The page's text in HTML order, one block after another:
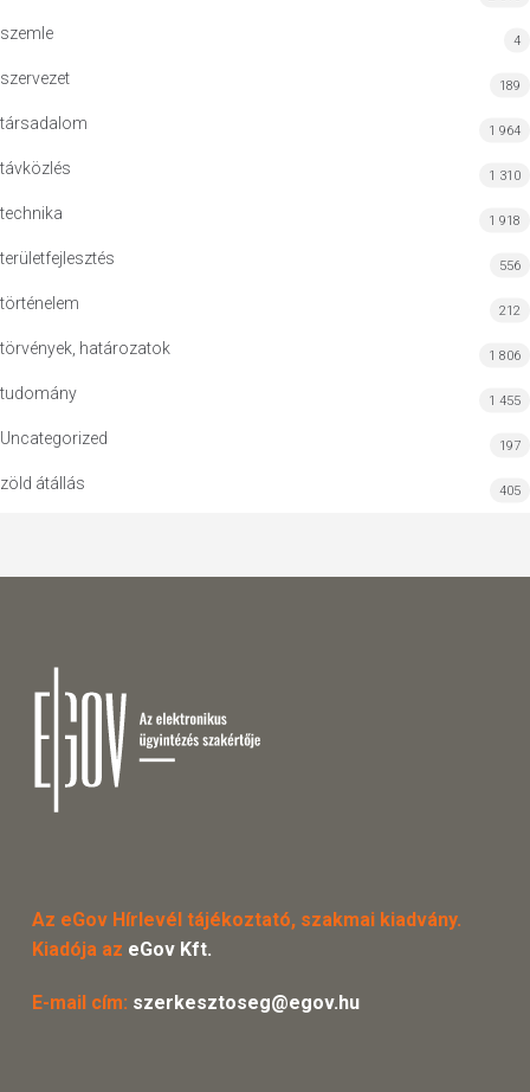
szemle 4
szervezet 189
társadalom 1 964
távközlés 1 310
technika 1 918
területfejlesztés 556
történelem 212
törvények, határozatok 1 806
tudomány 1 455
Uncategorized 197
zöld átállás 405
Az eGov Hírlevél tájékoztató, szakmai kiadvány.
Kiadója az eGov Kft.
E-mail cím: szerkesztoseg@egov.hu